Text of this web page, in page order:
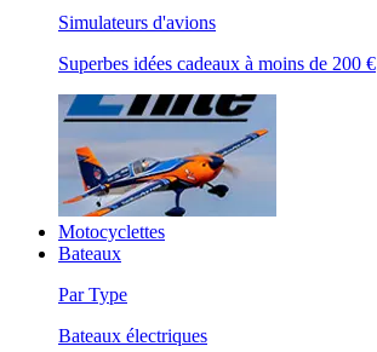
Simulateurs d'avions
Superbes idées cadeaux à moins de 200 €
Motocyclettes
Bateaux
Par Type
Bateaux électriques